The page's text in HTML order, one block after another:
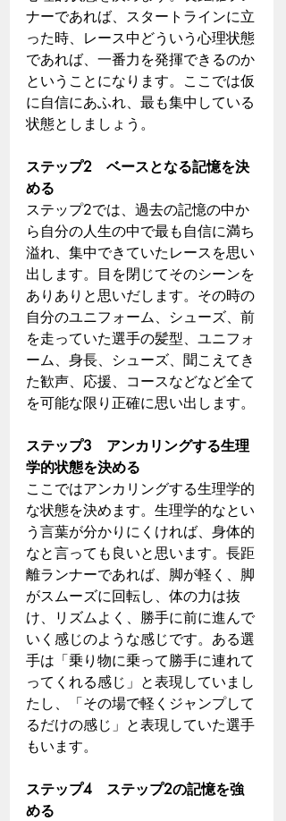
ナーであれば、スタートラインに立
った時、レース中どういう心理状態
であれば、一番力を発揮できるのか
ということになります。ここでは仮
に自信にあふれ、最も集中している
状態としましょう。
ステップ2　ベースとなる記憶を決
める
ステップ2では、過去の記憶の中か
ら自分の人生の中で最も自信に満ち
溢れ、集中できていたレースを思い
出します。目を閉じてそのシーンを
ありありと思いだします。その時の
自分のユニフォーム、シューズ、前
を走っていた選手の髪型、ユニフォ
ーム、身長、シューズ、聞こえてき
た歓声、応援、コースなどなど全て
を可能な限り正確に思い出します。
ステップ3　アンカリングする生理
学的状態を決める
ここではアンカリングする生理学的
な状態を決めます。生理学的なとい
う言葉が分かりにくければ、身体的
なと言っても良いと思います。長距
離ランナーであれば、脚が軽く、脚
がスムーズに回転し、体の力は抜
け、リズムよく、勝手に前に進んで
いく感じのような感じです。ある選
手は「乗り物に乗って勝手に連れて
ってくれる感じ」と表現していまし
たし、「その場で軽くジャンプして
るだけの感じ」と表現していた選手
もいます。
ステップ4　ステップ2の記憶を強
める